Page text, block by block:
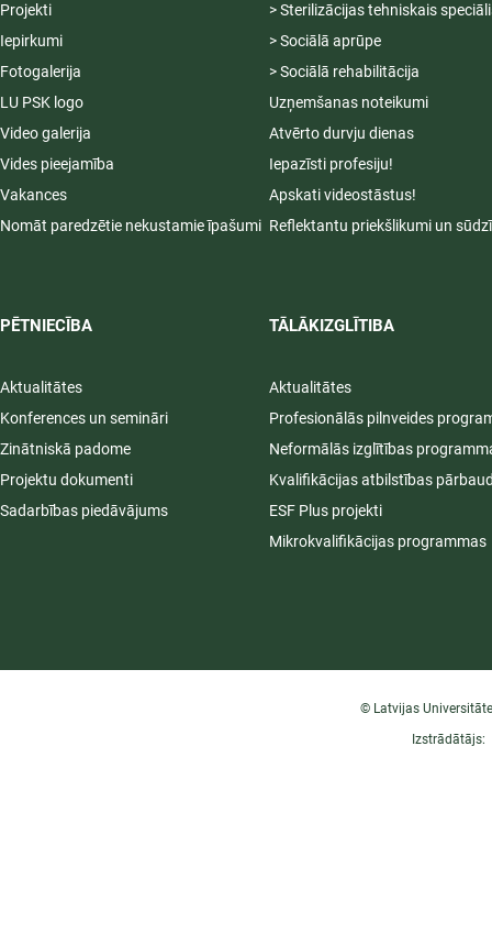
Projekti
Iepirkumi
Fotogalerija
LU PSK logo
Video galerija
Vides pieejamība
Vakances
Nomāt paredzētie nekustamie īpašumi
PĒTNIECĪBA
Aktualitātes
Konferences un semināri
Zinātniskā padome
Projektu dokumenti
Sadarbības piedāvājums
> Sterilizācijas tehniskais
> Sociālā aprūpe
> Sociālā rehabilitācija
Uzņemšanas noteikumi
Atvērto durvju dienas
Iepazīsti profesiju!
Apskati videostāstus!
Reflektantu priekšlikumi un
TĀLĀKIZGLĪTIBA
Aktualitātes
Profesionālās pilnveides
Neformālās izglītības
Kvalifikācijas atbilstības
ESF Plus projekti
Mikrokvalifikācijas programmas
© Latvijas
Izstrādātājs: